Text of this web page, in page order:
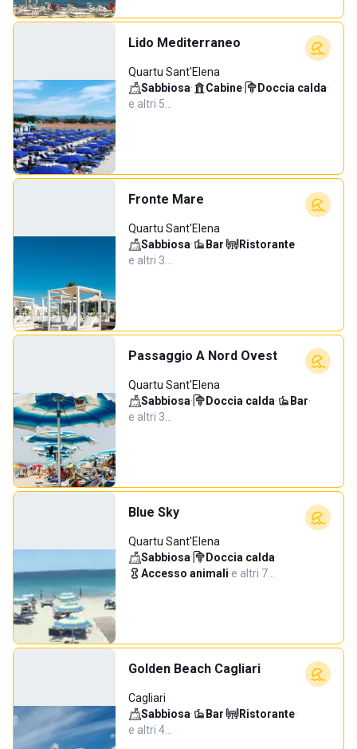
Lido Mediterraneo
Quartu Sant'Elena
Sabbiosa· Cabine· Doccia calda·
e altri 5…
Fronte Mare
Quartu Sant'Elena
Sabbiosa· Bar· Ristorante·
e altri 3…
Passaggio A Nord Ovest
Quartu Sant'Elena
Sabbiosa· Doccia calda· Bar·
e altri 3…
Blue Sky
Quartu Sant'Elena
Sabbiosa· Doccia calda·
Accesso animali·e altri 7…
Golden Beach Cagliari
Cagliari
Sabbiosa· Bar· Ristorante·
e altri 4…